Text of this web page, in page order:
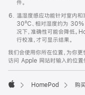
件。
温湿度感应功能针对室内
30ºC、相对湿度约为
况下，准确性可能会降低
行校准，才可显示结果。
我们会使用你所在位置，为你
访问 Apple 网站时输入的位置
HomePod 购